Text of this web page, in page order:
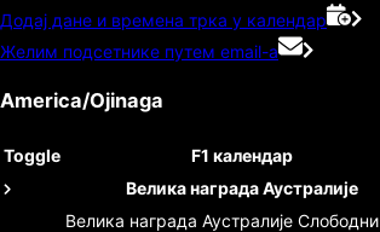
Додај дане и времена трка у календар
Желим подсетнике путем email-а
America/Ojinaga
Toggle F1 календар
Велика награда Аустралије
Велика награда Аустралије Слободни